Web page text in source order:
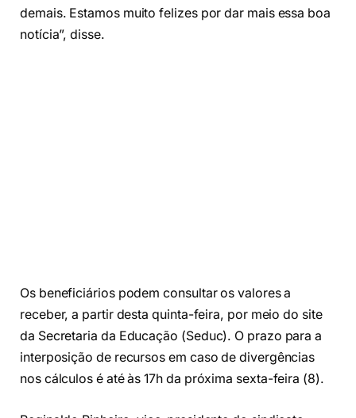
demais. Estamos muito felizes por dar mais essa boa
notícia”, disse.
Os beneficiários podem consultar os valores a
receber, a partir desta quinta-feira, por meio do site
da Secretaria da Educação (Seduc). O prazo para a
interposição de recursos em caso de divergências
nos cálculos é até às 17h da próxima sexta-feira (8).